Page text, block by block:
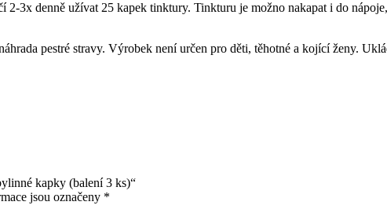
3x denně užívat 25 kapek tinktury. Tinkturu je možno nakapat i do
pestré stravy. Výrobek není určen pro děti, těhotné a kojící ženy.
kapky (balení 3 ks)“
jsou označeny *